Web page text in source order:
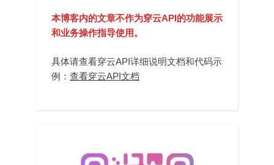
本博客内的文章不作为穿云API的功能展示
和业务操作指导使用。
具体请查看穿云API详细说明文档和代码示
例： 查看穿云API文档